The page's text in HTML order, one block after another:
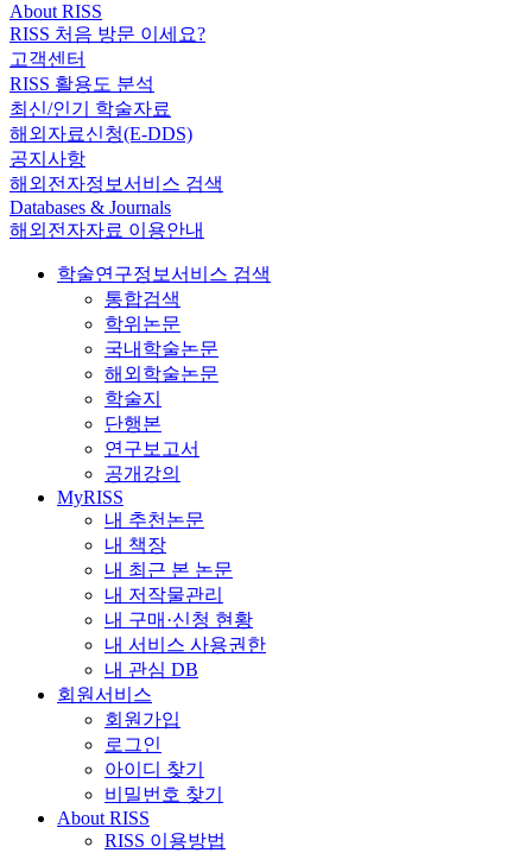
About RISS
RISS 처음 방문 이세요?
고객센터
RISS 활용도 분석
최신/인기 학술자료
해외자료신청(E-DDS)
공지사항
해외전자정보서비스 검색
Databases & Journals
해외전자자료 이용안내
학술연구정보서비스 검색
통합검색
학위논문
국내학술논문
해외학술논문
학술지
단행본
연구보고서
공개강의
MyRISS
내 추천논문
내 책장
내 최근 본 논문
내 저작물관리
내 구매·신청 현황
내 서비스 사용권한
내 관심 DB
회원서비스
회원가입
로그인
아이디 찾기
비밀번호 찾기
About RISS
RISS 이용방법